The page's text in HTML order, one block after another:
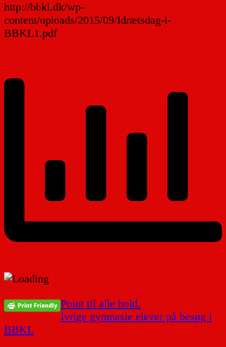
http://bbkl.dk/wp-
content/uploads/2015/09/Idrætsdag-i-
BBKL1.pdf
Indlægsnavigation
Point til alle hold.
Ivrige gymnasie elever på besøg i
BBKL